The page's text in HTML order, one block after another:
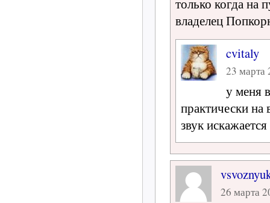
только когда на
владелец
cvitaly
23 марта
у меня
практически на
звук искажается
26 марта